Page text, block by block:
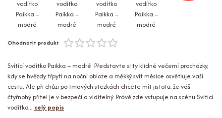
Ohodnotit produkt
Svítící vodítko Paikka – modré Představte si ty klidné večerní procházky,
kdy se hvězdy třpytí na noční obloze a měkký svit měsíce osvětluje vaši
cestu. Ale při chůzi po tmavých stezkách chcete mít jistotu, že váš
čtyřnohý přítel je v bezpečí a viditelný. Právě zde vstupuje na scénu Svítící
vodítko... celý popis